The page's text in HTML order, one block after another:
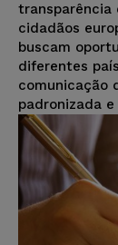
transparência
cidadãos
buscam
diferentes
comunicação
padronizada